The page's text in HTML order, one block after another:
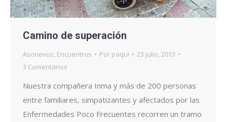
Camino de superación
Asonevus, Encuentros Por paqui
23 julio, 2013
3 Comentarios
Nuestra compañera Inma y más de 200 personas
entre familiares, simpatizantes y afectados por las
Enfermedades Poco Frecuentes recorren un tramo